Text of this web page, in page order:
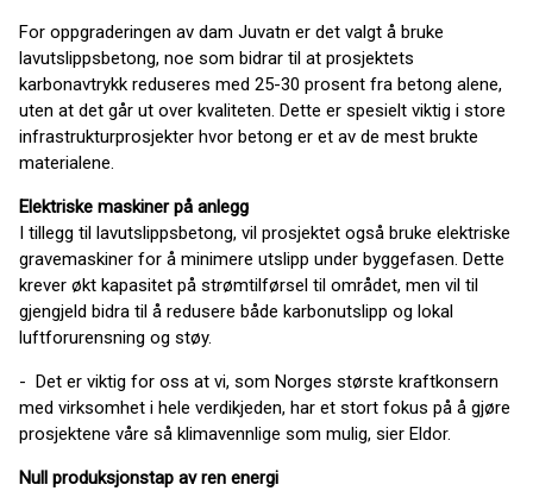
For oppgraderingen av dam Juvatn er det valgt å bruke
lavutslippsbetong, noe som bidrar til at prosjektets
karbonavtrykk reduseres med 25-30 prosent fra betong alene,
uten at det går ut over kvaliteten. Dette er spesielt viktig i store
infrastrukturprosjekter hvor betong er et av de mest brukte
materialene.
Elektriske maskiner på anlegg
I tillegg til lavutslippsbetong, vil prosjektet også bruke elektriske
gravemaskiner for å minimere utslipp under byggefasen. Dette
krever økt kapasitet på strømtilførsel til området, men vil til
gjengjeld bidra til å redusere både karbonutslipp og lokal
luftforurensning og støy.
- Det er viktig for oss at vi, som Norges største kraftkonsern
med virksomhet i hele verdikjeden, har et stort fokus på å gjøre
prosjektene våre så klimavennlige som mulig, sier Eldor.
Null produksjonstap av ren energi